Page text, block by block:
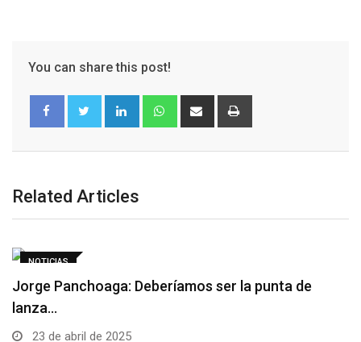
You can share this post!
Related Articles
NOTICIAS
Jorge Panchoaga: Deberíamos ser la punta de
lanza…
23 de abril de 2025